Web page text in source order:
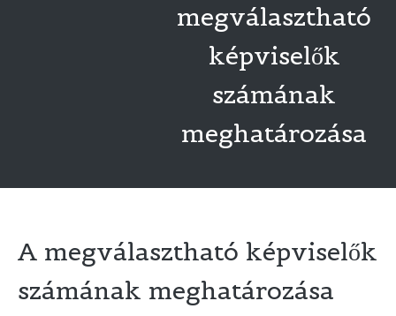
megválasztható
képviselők
számának
meghatározása
A megválasztható képviselők
számának meghatározása